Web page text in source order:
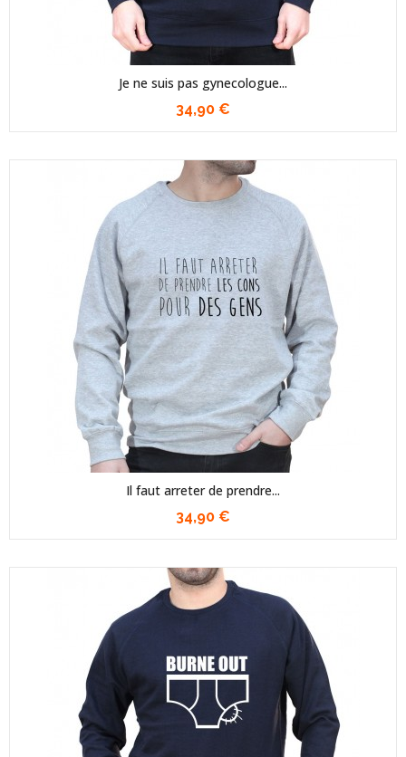
Je ne suis pas gynecologue...
34,90 €
Il faut arreter de prendre...
34,90 €